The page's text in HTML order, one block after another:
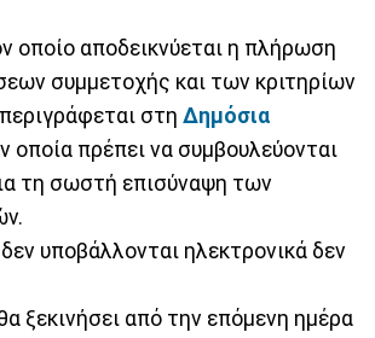
οποίο αποδεικνύεται η πλήρωση
συμμετοχής και των κριτηρίων
στη Δημόσια
οποία πρέπει να συμβουλεύονται
τη σωστή επισύναψη των
υποβάλλονται ηλεκτρονικά δεν
ξεκινήσει από την επόμενη ημέρα